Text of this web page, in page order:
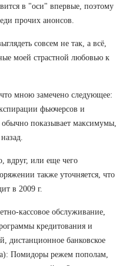
в "оси" впервые, поэтому
прочих анонсов.
совсем не так, а всё,
моей страстной любовью к
мною замечено следующее:
фьючерсов и
показывает максимумы,
вдруг, или еще чего
также уточняется, что
в 2009 г.
кассовое обслуживание,
кредитования и
дистанционное банковское
Помидоры режем пополам,